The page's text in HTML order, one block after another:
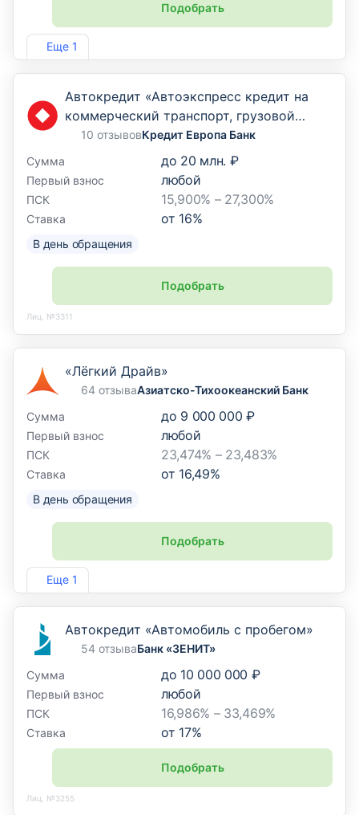
Еще 1
Подобрать
Лиц. №2733
Автокредит «Автоэкспресс кредит на
коммерческий транспорт, грузовой
транспорт и спецтехнику»
10 отзывовКредит Европа Банк
Сумма
до 20 млн. ₽
Первый взнос любой
ПСК 15,900% – 27,300%
Ставка от 16%
В день обращения
Подобрать
Лиц. №3311
Еще 1
«Лёгкий Драйв»
64 отзываАзиатско-Тихоокеанский Банк
Сумма
до 9 000 000 ₽
Первый взнос любой
ПСК 23,474% – 23,483%
Ставка от 16,49%
В день обращения
Подобрать
Лиц. №1810
Автокредит «Автомобиль с пробегом»
54 отзываБанк «ЗЕНИТ»
Сумма
до 10 000 000 ₽
Первый взнос любой
ПСК 16,986% – 33,469%
Ставка от 17%
Подобрать
Лиц. №3255